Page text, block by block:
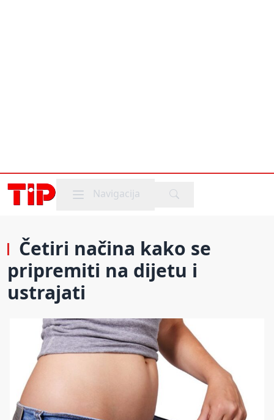
Mobile menu
Navigacija
Četiri načina kako se
pripremiti na dijetu i
ustrajati